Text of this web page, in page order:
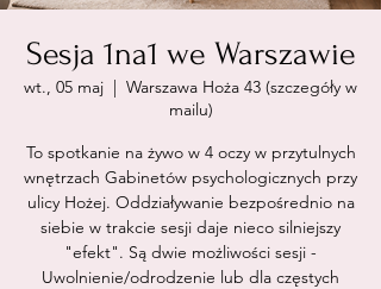
Sesja 1na1 we Warszawie
wt., 05 maj
  |
Warszawa Hoża 43 (szczegóły w
mailu)
To spotkanie na żywo w 4 oczy w przytulnych
wnętrzach Gabinetów psychologicznych przy
ulicy Hożej. Oddziaływanie bezpośrednio na
siebie w trakcie sesji daje nieco silniejszy
"efekt". Są dwie możliwości sesji -
Uwolnienie/odrodzenie lub dla częstych